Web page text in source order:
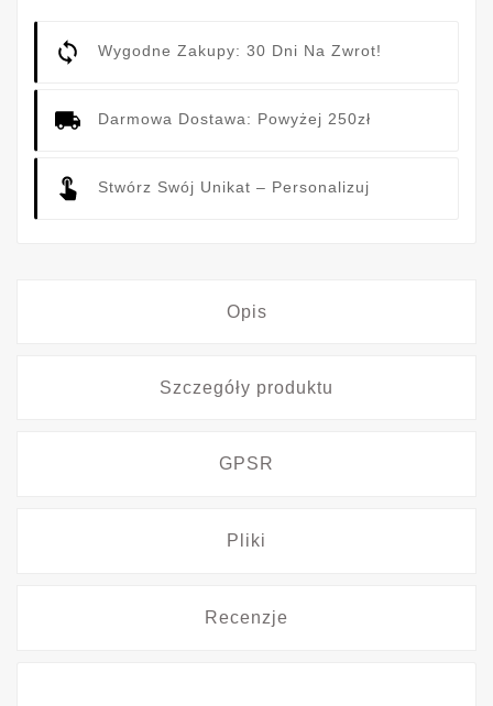
Wygodne Zakupy: 30 Dni Na Zwrot!
Darmowa Dostawa: Powyżej 250zł
Stwórz Swój Unikat – Personalizuj
Opis
Szczegóły produktu
GPSR
Pliki
Recenzje